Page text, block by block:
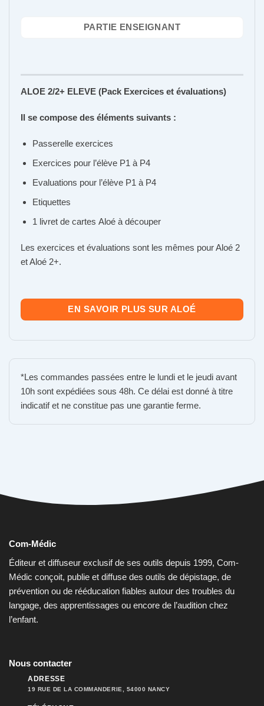
PARTIE ENSEIGNANT
ALOE 2/2+ ELEVE (Pack Exercices et évaluations)
Il se compose des éléments suivants :
Passerelle exercices
Exercices pour l’élève P1 à P4
Evaluations pour l’élève P1 à P4
Etiquettes
1 livret de cartes Aloé à découper
Les exercices et évaluations sont les mêmes pour Aloé 2
et Aloé 2+.
EN SAVOIR PLUS SUR ALOÉ
*Les commandes passées entre le lundi et le jeudi avant
10h sont expédiées sous 48h. Ce délai est donné à titre
indicatif et ne constitue pas une garantie ferme.
Com-Médic
Éditeur et diffuseur exclusif de ses outils depuis 1999, Com-
Médic conçoit, publie et diffuse des outils de dépistage, de
prévention ou de rééducation fiables autour des troubles du
langage, des apprentissages ou encore de l’audition chez
l’enfant.
Nous contacter
ADRESSE
19 RUE DE LA COMMANDERIE, 54000 NANCY